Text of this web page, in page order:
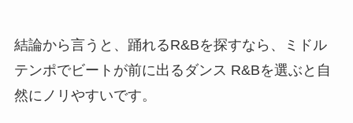
結論から言うと、踊れるR&Bを探すなら、ミドル
テンポでビートが前に出るダンス R&Bを選ぶと自
然にノリやすいです。